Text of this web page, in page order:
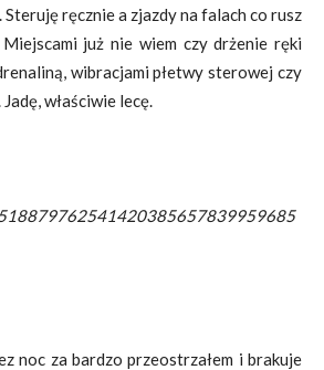
Steruję ręcznie a zjazdy na falach co rusz
już nie wiem czy drżenie ręki
wibracjami płetwy sterowej czy
właściwie lecę.
noc za bardzo przeostrzałem i brakuje